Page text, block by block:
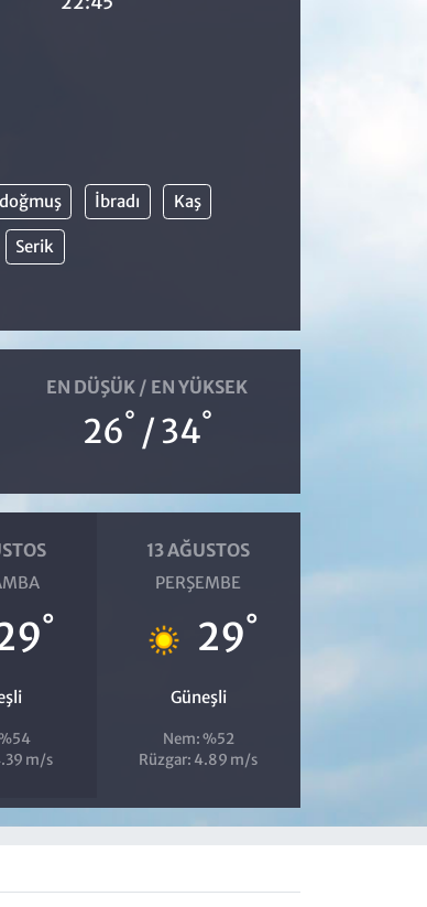
İbradı Kaş
Serik
EN DÜŞÜK / EN YÜKSEK
26° / 34°
°
m/s
13 AĞUSTOS
PERŞEMBE
29°
Güneşli
Nem: %52
Rüzgar: 4.89 m/s